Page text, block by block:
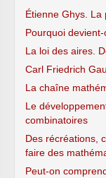
Étienne Ghys.
Pourquoi
La loi des aires.
Carl Friedrich
La chaîne
Le
combinatoires
Des récréations,
faire des
Peut-on